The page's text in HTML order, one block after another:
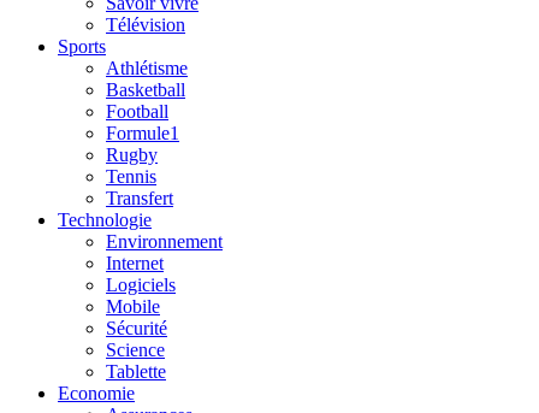
Télévision
Sports
Athlétisme
Basketball
Football
Formule1
Rugby
Tennis
Transfert
Technologie
Environnement
Internet
Logiciels
Mobile
Sécurité
Science
Tablette
Economie